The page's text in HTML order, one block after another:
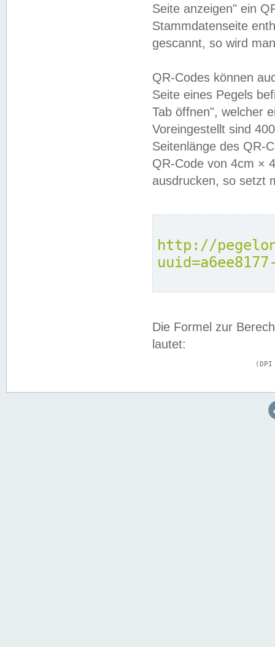
Seite anzeigen" ein
Stammdatenseite
gescannt, so wird
QR-Codes können
Seite eines Pegels
Tab öffnen", welcher
Voreingestellt sind
Seitenlänge des QR-
QR-Code von 4cm ×
ausdrucken, so setzt
http://
Die Formel zur
lautet: